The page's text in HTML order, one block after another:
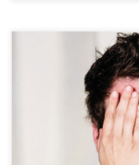
Dans le cadre de la
Malmedy vous propose
la Guimbarde le
et de cachoterie, deux